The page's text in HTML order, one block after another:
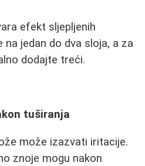
efekt sljepljenih
jedan do dva sloja, a za
dodajte treći.
tuširanja
može izazvati iritacije.
znoje mogu nakon